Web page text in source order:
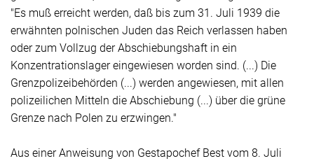
"Es muß erreicht werden, daß bis zum 31. Juli 1939 die
erwähnten polnischen Juden das Reich verlassen haben
oder zum Vollzug der Abschiebungshaft in ein
Konzentrationslager eingewiesen worden sind. (...) Die
Grenzpolizeibehörden (...) werden angewiesen, mit allen
polizeilichen Mitteln die Abschiebung (...) über die grüne
Grenze nach Polen zu erzwingen."
Aus einer Anweisung von Gestapochef Best vom 8. Juli